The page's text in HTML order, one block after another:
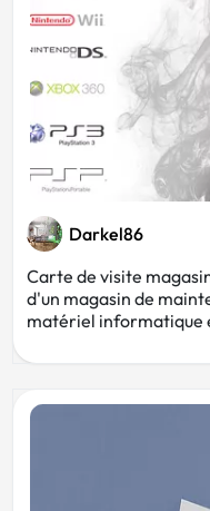
Darkel86
Carte de visite
d'un magasin de
matériel informatique